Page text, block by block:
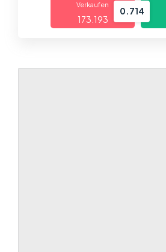
Verkaufen
173.193
0.714